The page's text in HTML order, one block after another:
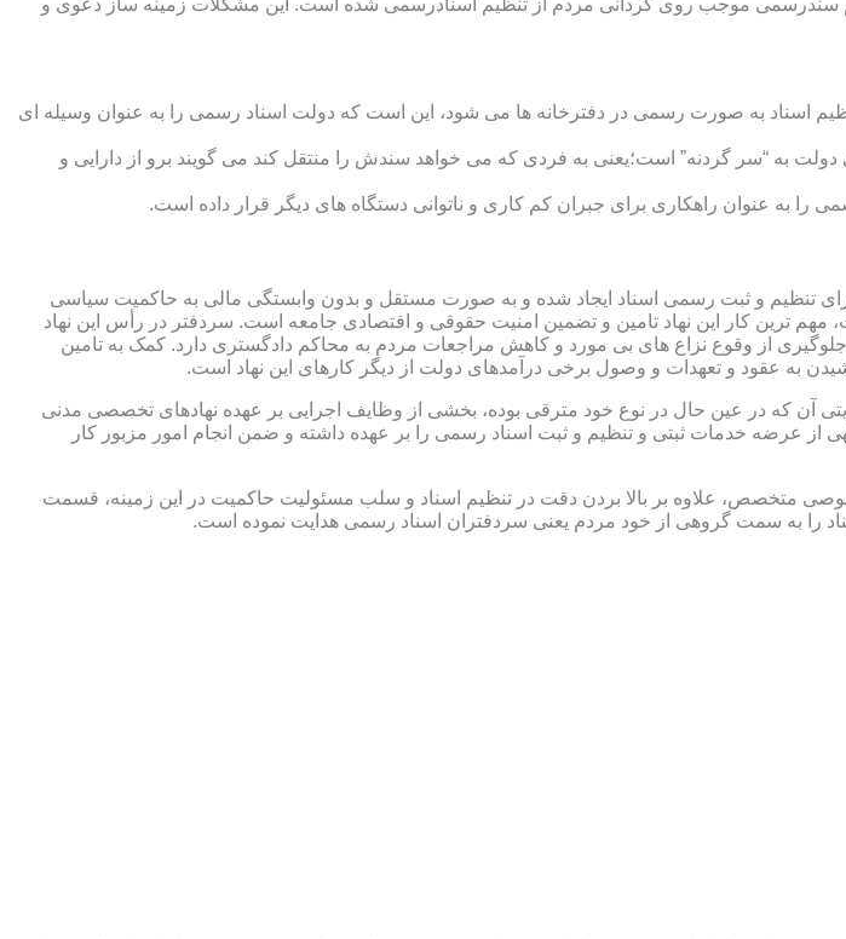
اسناد به صورت رسمی در دفترخانه ها می شود، این است که دولت اسناد رسمی را به عنوان وسیله ای
به “سر گردنه” است؛یعنی به فردی که می خواهد سندش را منتقل کند می گویند برو از دارایی و
به عنوان راهکاری برای جبران کم کاری و ناتوانی دستگاه های دیگر قرار داده است.
تنظیم و ثبت رسمی اسناد ایجاد شده و به صورت مستقل و بدون وابستگی مالی به حاکمیت سیاسی
ترین کار این نهاد تامین و تضمین امنیت حقوقی و اقتصادی جامعه است. سردفتر در رأس این نهاد
از وقوع نزاع های بی مورد و کاهش مراجعات مردم به محاکم دادگستری دارد. کمک به تامین
به عقود و تعهدات و وصول برخی درآمدهای دولت از دیگر کارهای این نهاد است.
آن که در عین حال در نوع خود مترقی بوده، بخشی از وظایف اجرایی بر عهده نهادهای تخصصی مدنی
عرضه خدمات ثبتی و تنظیم و ثبت اسناد رسمی را بر عهده داشته و ضمن انجام امور مزبور کار
متخصص، علاوه بر بالا بردن دقت در تنظیم اسناد و سلب مسئولیت حاکمیت در این زمینه، قسمت
را به سمت گروهی از خود مردم یعنی سردفتران اسناد رسمی هدایت نموده است.